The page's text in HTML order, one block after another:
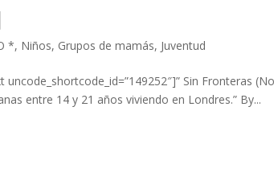
*, Niños, Grupos de mamás, Juventud
Sin Fronteras
entre 14 y 21 años viviendo en Londres.” By...